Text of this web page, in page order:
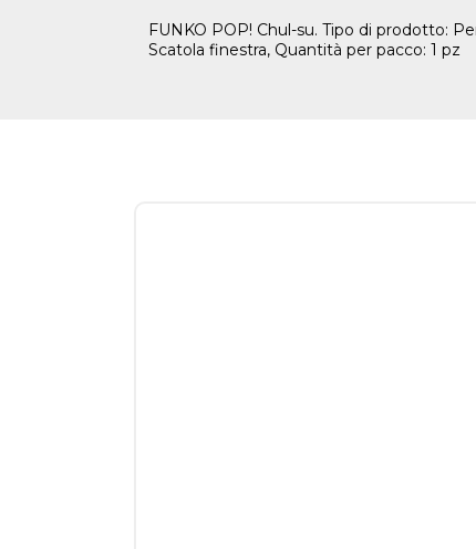
FUNKO POP! Chul-su. Tipo di prodotto:
Scatola finestra, Quantità per pacco: 1 pz